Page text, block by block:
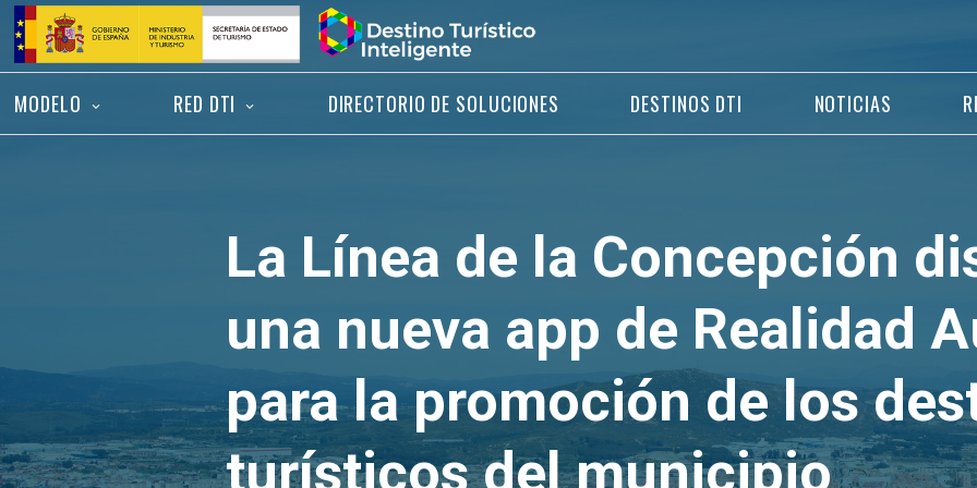
Saltar
contenido
Inicio
MODELO RED DTI DIRECTORIO DE SOLUCIONES DESTINOS DTI NOTICIAS
La Línea de la Concepción
una nueva app de Realidad
para la promoción de los
turísticos del municipio